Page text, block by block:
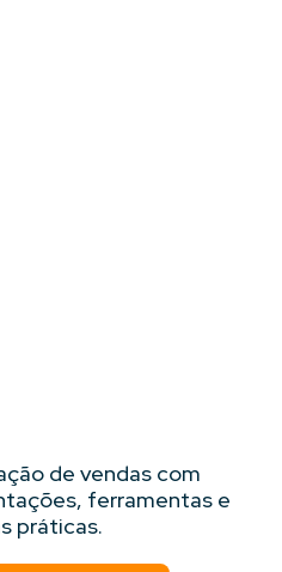
de vendas com
ferramentas e
práticas.